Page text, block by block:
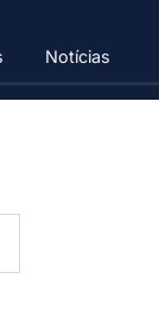
Notícias